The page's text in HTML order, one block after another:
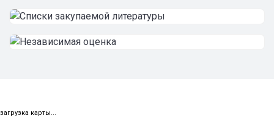
загрузка карты...